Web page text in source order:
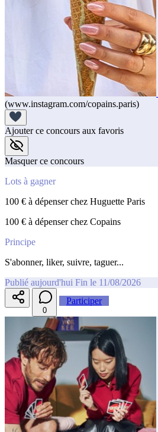
(www.instagram.com/copains.paris)
Ajouter ce concours aux favoris
Masquer ce concours
Lots à gagner
100 € à dépenser chez Huguette Paris
100 € à dépenser chez Copains
Principe
S'abonner, liker, suivre, taguer...
Publié aujourd'hui Fin le 11/08/2026
0
Participer